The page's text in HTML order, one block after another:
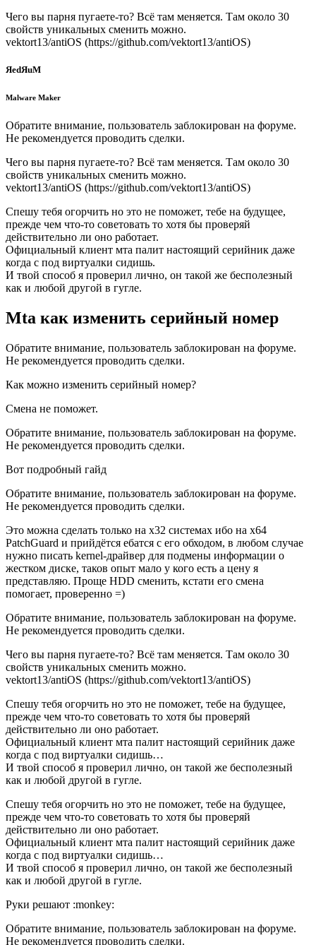
Чего вы парня пугаете-то? Всё там меняется. Там около 30
свойств уникальных сменить можно.
vektort13/antiOS (https://github.com/vektort13/antiOS)
ЯedЯuM
Malware Maker
Обратите внимание, пользователь заблокирован на форуме.
Не рекомендуется проводить сделки.
Чего вы парня пугаете-то? Всё там меняется. Там около 30
свойств уникальных сменить можно.
vektort13/antiOS (https://github.com/vektort13/antiOS)
Спешу тебя огорчить но это не поможет, тебе на будущее,
прежде чем что-то советовать то хотя бы проверяй
действительно ли оно работает.
Официальный клиент мта палит настоящий серийник даже
когда с под виртуалки сидишь.
И твой способ я проверил лично, он такой же бесполезный
как и любой другой в гугле.
Mta как изменить серийный номер
Обратите внимание, пользователь заблокирован на форуме.
Не рекомендуется проводить сделки.
Как можно изменить серийный номер?
Смена не поможет.
Обратите внимание, пользователь заблокирован на форуме.
Не рекомендуется проводить сделки.
Вот подробный гайд
Обратите внимание, пользователь заблокирован на форуме.
Не рекомендуется проводить сделки.
Это можна сделать только на x32 системах ибо на х64
PatchGuard и прийдётся ебатся с его обходом, в любом случае
нужно писать kernel-драйвер для подмены информации о
жестком диске, таков опыт мало у кого есть а цену я
представляю. Проще HDD сменить, кстати его смена
помогает, проверенно =)
Обратите внимание, пользователь заблокирован на форуме.
Не рекомендуется проводить сделки.
Чего вы парня пугаете-то? Всё там меняется. Там около 30
свойств уникальных сменить можно.
vektort13/antiOS (https://github.com/vektort13/antiOS)
Спешу тебя огорчить но это не поможет, тебе на будущее,
прежде чем что-то советовать то хотя бы проверяй
действительно ли оно работает.
Официальный клиент мта палит настоящий серийник даже
когда с под виртуалки сидишь…
И твой способ я проверил лично, он такой же бесполезный
как и любой другой в гугле.
Спешу тебя огорчить но это не поможет, тебе на будущее,
прежде чем что-то советовать то хотя бы проверяй
действительно ли оно работает.
Официальный клиент мта палит настоящий серийник даже
когда с под виртуалки сидишь…
И твой способ я проверил лично, он такой же бесполезный
как и любой другой в гугле.
Руки решают :monkey:
Обратите внимание, пользователь заблокирован на форуме.
Не рекомендуется проводить сделки.